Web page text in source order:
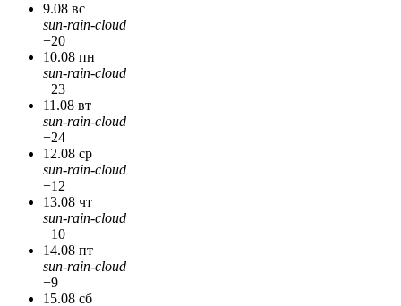
9.08 вс
sun-rain-cloud
+20
10.08 пн
sun-rain-cloud
+23
11.08 вт
sun-rain-cloud
+24
12.08 ср
sun-rain-cloud
+12
13.08 чт
sun-rain-cloud
+10
14.08 пт
sun-rain-cloud
+9
15.08 сб